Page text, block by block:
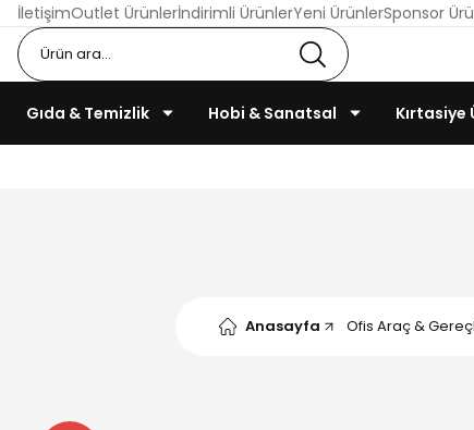
İletişimOutlet Ürünlerİndirimli ÜrünlerYeni ÜrünlerSponsor
Gıda & Temizlik Hobi & Sanatsal Kırtasiye
Anasayfa Ofis Araç &